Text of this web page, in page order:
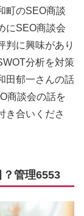
町のSEO商談
にSEO商談会
判に興味があり
分析を対策
田郁一さんの話
商談会の話を
き合いくださ
管理6553